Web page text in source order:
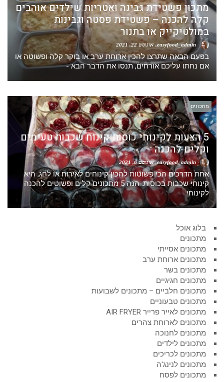
מתכון פשטידת גבינה ואטריות שילדים אוהבים
קלה להכנה – פשטידת פסטה וגבינות
במולטיקייק או בתנור
אוגוסט 22, 2021
בפעם הבאה שתרצו להכין ארוחת ערב או בוקר קלה ופשוטה או
אם נחתו עליכם אורחים, תנסו את הדבר הבא -
מתכונים
5 הצעות לקינוחי כוסות קינוח שכבות טעימים
וקלים להכנה
easyfood_admin אוגוסט 6, 2021
אחת הדרכים הכי פשוטות להכין קינוחים לאירוח או לחג, היא
קינוחי שכבות בכוסות. הנה 5 מתכונים קלים ופשוטים להכנה
לקינוחי
בלוג אוכל
מתכונים
מתכונים אסייתי
מתכונים ארוחת ערב
מתכונים בשר
מתכונים חגיגיים
מתכונים חלביים – מתכונים לשבועות
מתכונים טבעוניים
מתכונים לאייר פרייר AIR FRYER
מתכונים לארוחת צהרים
מתכונים לחנוכה
מתכונים לילדים
מתכונים לכריכים
מתכונים לנינג'ה
מתכונים לפסח